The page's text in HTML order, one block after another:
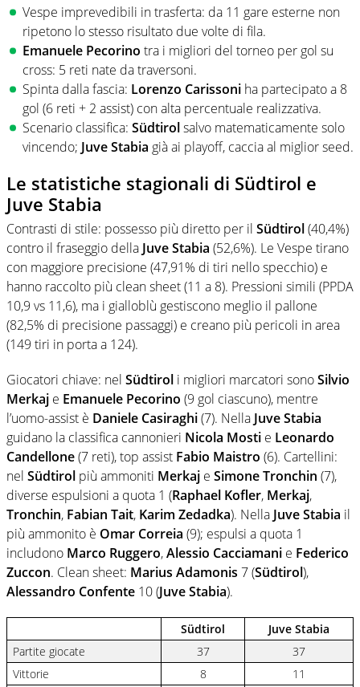
Vespe imprevedibili in trasferta: da 11 gare esterne non
ripetono lo stesso risultato due volte di fila.
Emanuele Pecorino tra i migliori del torneo per gol su
cross: 5 reti nate da traversoni.
Spinta dalla fascia: Lorenzo Carissoni ha partecipato a 8
gol (6 reti + 2 assist) con alta percentuale realizzativa.
Scenario classifica: Südtirolsalvo matematicamente solo
vincendo; Juve Stabia già ai playoff, caccia al miglior seed.
Le statistiche stagionali di Südtirol e
Juve Stabia
Contrasti di stile: possesso più diretto per il Südtirol(40,4%)
contro il fraseggio della Juve Stabia (52,6%). Le Vespe tirano
con maggiore precisione (47,91% di tiri nello specchio) e
hanno raccolto più clean sheet (11 a 8). Pressioni simili (PPDA
10,9 vs 11,6), ma i gialloblù gestiscono meglio il pallone
(82,5% di precisione passaggi) e creano più pericoli in area
(149 tiri in porta a 124).
Giocatori chiave: nel Südtirol i migliori marcatori sonoSilvio
Merkaj e Emanuele Pecorino (9 gol ciascuno), mentre
l’uomo-assist è Daniele Casiraghi(7). Nella Juve Stabia
guidano la classifica cannonieri Nicola Mosti e Leonardo
Candellone(7 reti), top assist Fabio Maistro (6). Cartellini:
nel Südtirol più ammoniti Merkaj e Simone Tronchin (7),
diverse espulsioni a quota 1 (Raphael Kofler, Merkaj,
Tronchin, Fabian Tait, Karim Zedadka). Nella Juve Stabia il
più ammonito è Omar Correia (9); espulsi a quota 1
includono Marco Ruggero,Alessio Cacciamani e Federico
Zuccon. Clean sheet: Marius Adamonis 7 (Südtirol),
Alessandro Confente 10 (Juve Stabia).
Südtirol
Juve Stabia
Partite giocate
37
37
Vittorie
8
11